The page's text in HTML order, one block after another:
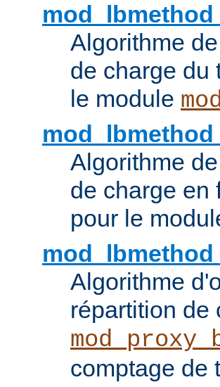
Algorithme
de charge du
le module
Algorithme
de charge en
pour le
Algorithme
répartition de
comptage de